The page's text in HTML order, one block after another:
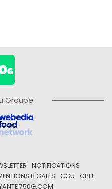
Groupe
NOTIFICATIONS
LÉGALES CGU
CPU
750G.COM